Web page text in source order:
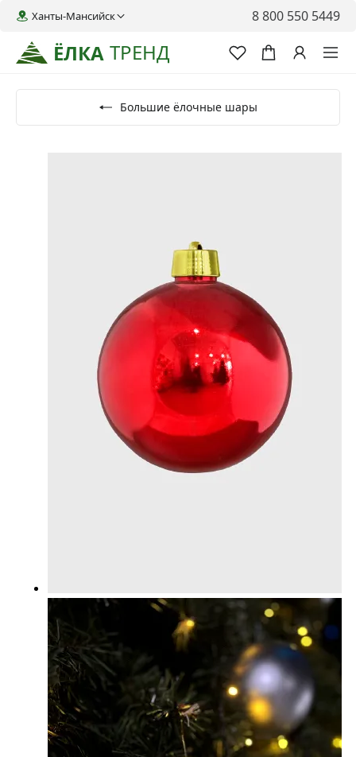
ЁЛКА ТРЕНД
Ханты-Мансийск 8 800 550 5449
Большие ёлочные шары